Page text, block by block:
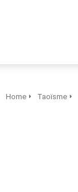
Home Taoïsme